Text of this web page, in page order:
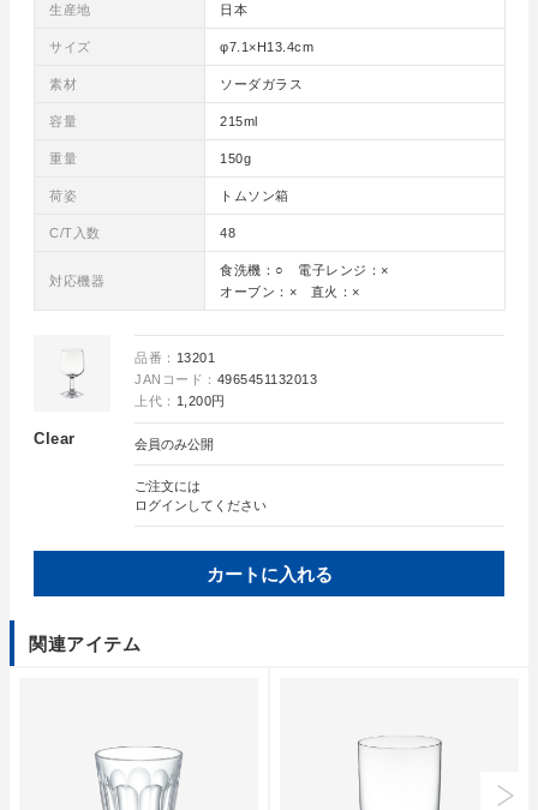
生産地 日本
サイズ φ7.1×H13.4cm
素材 ソーダガラス
容量 215ml
重量 150g
荷姿 トムソン箱
C/T入数 48
対応機器
食洗機：○ 電子レンジ：×
オーブン：× 直火：×
Clear
品番： 13201
JANコード： 4965451132013
上代： 1,200円
会員のみ公開
ご注文には
ログイン してください
カートに入れる
関連アイテム